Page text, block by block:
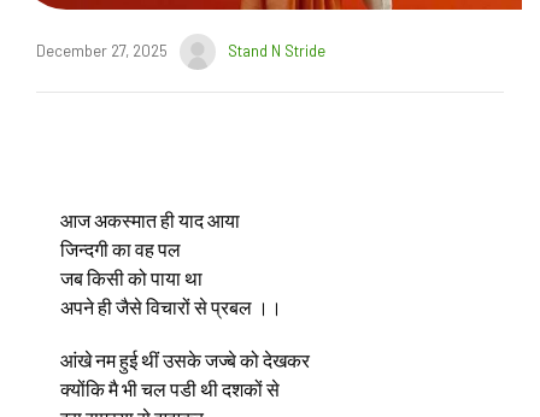
December 27, 2025 Stand N Stride
आज अकस्मात ही याद आया
जिन्दगी का वह पल
जब किसी को पाया था
अपने ही जैसे विचारों से प्रबल ।।
आंखे नम हुई थीं उसके जज्बे को देखकर
क्योंकि मै भी चल पडी थी दशकों से